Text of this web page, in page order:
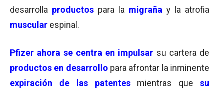
desarrolla productos para la migraña y la atrofia
muscular espinal.
Pfizer ahora se centra en impulsar su cartera de
productos en desarrollo para afrontar la inminente
expiración de las patentes mientras quesu